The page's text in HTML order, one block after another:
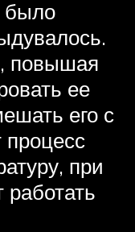
было
повышая
ее
его с
процесс
при
работать